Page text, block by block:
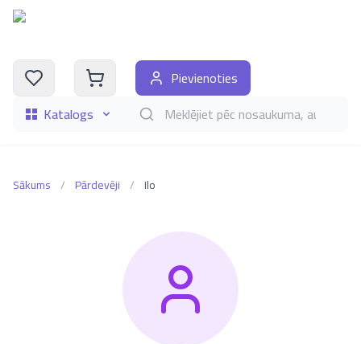
Katalogs Meklēt grāmatas pēc nosaukuma, autora,
Pievienoties
Sākums / Pārdevēji / Ilo